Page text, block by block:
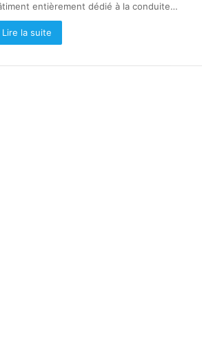
entièrement dédié à la conduite…
Lire la suite